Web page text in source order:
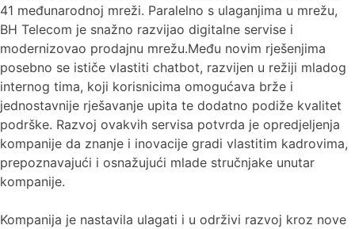
41 međunarodnoj mreži. Paralelno s ulaganjima u mrežu,
BH Telecom je snažno razvijao digitalne servise i
modernizovao prodajnu mrežu.Među novim rješenjima
posebno se ističe vlastiti chatbot, razvijen u režiji mladog
internog tima, koji korisnicima omogućava brže i
jednostavnije rješavanje upita te dodatno podiže kvalitet
podrške. Razvoj ovakvih servisa potvrda je opredjeljenja
kompanije da znanje i inovacije gradi vlastitim kadrovima,
prepoznavajući i osnažujući mlade stručnjake unutar
kompanije.
Kompanija je nastavila ulagati i u održivi razvoj kroz nove